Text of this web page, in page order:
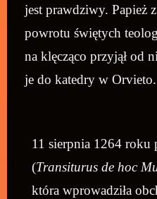
jest prawdziwy. Papież
powrotu świętych
na klęcząco przyjął od
je do katedry w Orvieto.
11 sierpnia 1264 roku
(Transiturus de hoc
która wprowadziła